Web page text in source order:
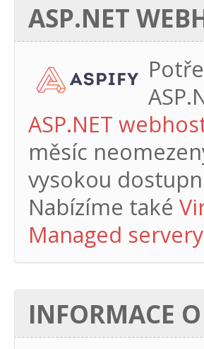
ASP.NET
ASP.NET
měsíc
vysokou
Nabízíme také
Managed servery
INFORMACE